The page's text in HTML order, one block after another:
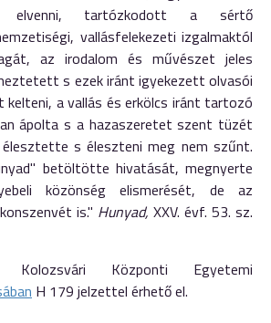
elvenni, tartózkodott a sértő
vallásfelekezeti izgalmaktól
az irodalom és művészet jeles
s ezek iránt igyekezett olvasói
kelteni, a vallás és erkölcs iránt tartozó
ápolta s a hazaszeretet szent tüzét
s éleszteni meg nem szűnt.
betöltötte hivatását, megnyerte
közönség elismerését, de az
is." Hunyad, XXV. évf. 53. sz.
Központi Egyetemi
H 179 jelzettel érhető el.